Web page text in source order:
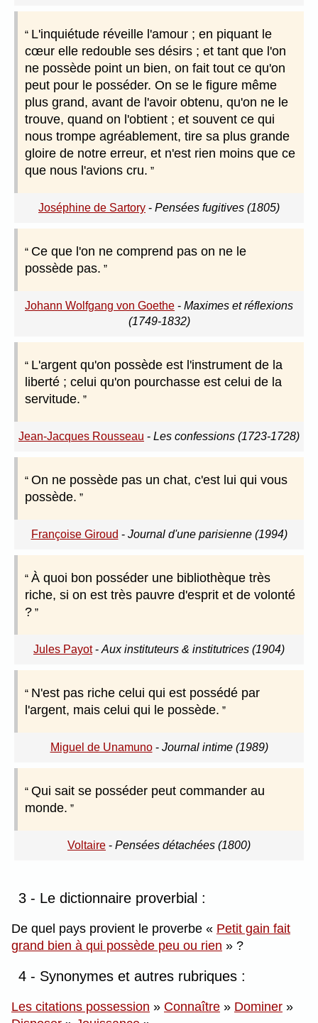
L'inquiétude réveille l'amour ; en piquant le
cœur elle redouble ses désirs ; et tant que l'on
ne possède point un bien, on fait tout ce qu'on
peut pour le posséder. On se le figure même
plus grand, avant de l'avoir obtenu, qu'on ne le
trouve, quand on l'obtient ; et souvent ce qui
nous trompe agréablement, tire sa plus grande
gloire de notre erreur, et n'est rien moins que ce
que nous l'avions cru.
Joséphine de Sartory - Pensées fugitives (1805)
Ce que l'on ne comprend pas on ne le
possède pas.
Johann Wolfgang von Goethe - Maximes et réflexions
(1749-1832)
L'argent qu'on possède est l'instrument de la
liberté ; celui qu'on pourchasse est celui de la
servitude.
Jean-Jacques Rousseau - Les confessions (1723-1728)
On ne possède pas un chat, c'est lui qui vous
possède.
Françoise Giroud - Journal d'une parisienne (1994)
À quoi bon posséder une bibliothèque très
riche, si on est très pauvre d'esprit et de volonté
?
Jules Payot- Aux instituteurs & institutrices (1904)
N'est pas riche celui qui est possédé par
l'argent, mais celui qui le possède.
Miguel de Unamuno- Journal intime (1989)
Qui sait se posséder peut commander au
monde.
Voltaire - Pensées détachées (1800)
3 - Le dictionnaire proverbial :
De quel pays provient le proverbe
Petit gain fait
grand bien à qui possède peu ou rien
?
4 - Synonymes et autres rubriques :
Les citations possession » Connaître » Dominer »